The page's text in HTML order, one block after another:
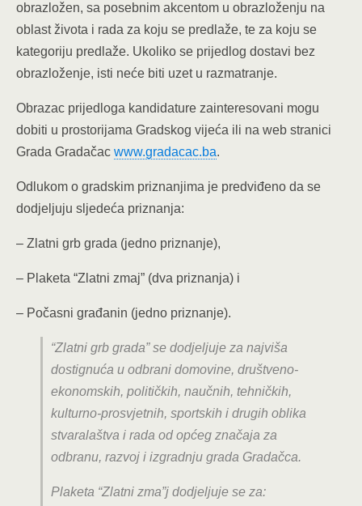
obrazložen, sa posebnim akcentom u obrazloženju na
oblast života i rada za koju se predlaže, te za koju se
kategoriju predlaže. Ukoliko se prijedlog dostavi bez
obrazloženje, isti neće biti uzet u razmatranje.
Obrazac prijedloga kandidature zainteresovani mogu
dobiti u prostorijama Gradskog vijeća ili na web stranici
Grada Gradačac www.gradacac.ba.
Odlukom o gradskim priznanjima je predviđeno da se
dodjeljuju sljedeća priznanja:
– Zlatni grb grada (jedno priznanje),
– Plaketa “Zlatni zmaj” (dva priznanja) i
– Počasni građanin (jedno priznanje).
“Zlatni grb grada” se dodjeljuje za najviša
dostignuća u odbrani domovine, društveno-
ekonomskih, političkih, naučnih, tehničkih,
kulturno-prosvjetnih, sportskih i drugih oblika
stvaralaštva i rada od općeg značaja za
odbranu, razvoj i izgradnju grada Gradačca.
Plaketa “Zlatni zma”j dodjeljuje se za: